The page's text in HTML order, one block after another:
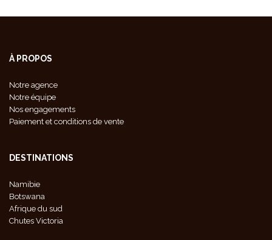
À PROPOS
Notre agence
Notre équipe
Nos engagements
Paiement et conditions de vente
DESTINATIONS
Namibie
Botswana
Afrique du sud
Chutes Victoria